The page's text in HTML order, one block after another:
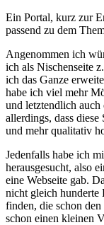
Ein Portal, kurz zur
passend zu dem
Angenommen ich
ich als Nischenseite
ich das Ganze
habe ich viel mehr
und letztendlich
allerdings, dass
und mehr qualitativ
Jedenfalls habe ich
herausgesucht, also
eine Webseite gab.
nicht gleich hunderte
finden, die schon
schon einen kleinen